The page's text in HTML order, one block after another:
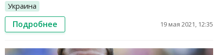
Украина
Подробнее 19 мая 2021, 12:35